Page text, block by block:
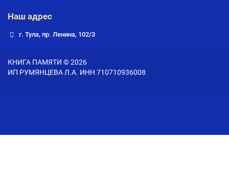
Наш адрес
г. Тула, пр. Ленина, 102/3
КНИГА ПАМЯТИ © 2026
ИП РУМЯНЦЕВА Л.А. ИНН 710710936008